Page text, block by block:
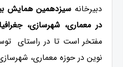
دبیرخانه سیزدهمین همایش
در معماری، شهرسازی،
مفتخر است تا در راستای
نوین در حوزه معماری،